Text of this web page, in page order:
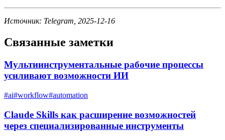
Источник: Telegram, 2025-12-16
Связанные заметки
Мультиинструментальные рабочие процессы
усиливают возможности ИИ
#ai#workflow#automation
Claude Skills как расширение возможностей
через специализированные инструменты